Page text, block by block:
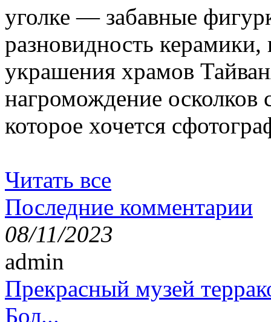
уголке — забавные
разновидность
украшения храмов
нагромождение осколков
которое хочется
Читать все
Последние комментарии
08/11/2023
admin
Прекрасный музей
Бол...